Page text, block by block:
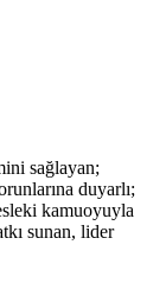
sağlayan;
duyarlı;
kamuoyuyla
sunan, lider